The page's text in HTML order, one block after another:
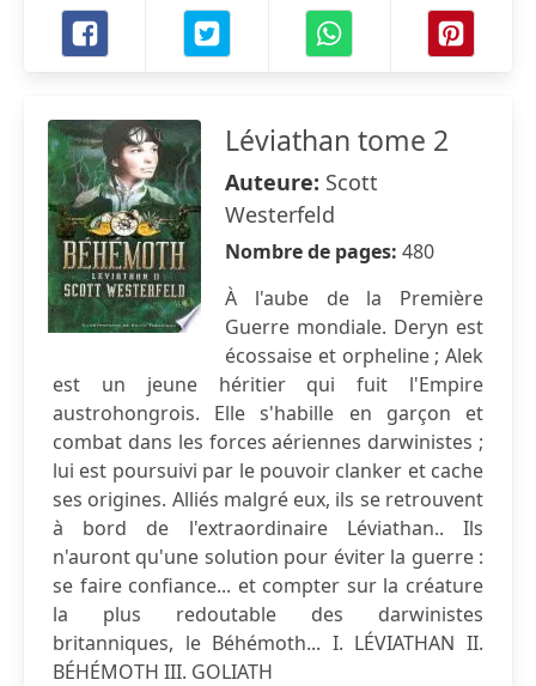
Léviathan tome 2
Auteure: Scott
Westerfeld
Nombre de pages: 480
À l'aube de la Première
Guerre mondiale. Deryn est
écossaise et orpheline ; Alek
est un jeune héritier qui fuit l'Empire
austrohongrois. Elle s'habille en garçon et
combat dans les forces aériennes darwinistes ;
lui est poursuivi par le pouvoir clanker et cache
ses origines. Alliés malgré eux, ils se retrouvent
à bord de l'extraordinaire Léviathan.. Ils
n'auront qu'une solution pour éviter la guerre :
se faire confiance... et compter sur la créature
la plus redoutable des darwinistes
britanniques, le Béhémoth... I. LÉVIATHAN II.
BÉHÉMOTH III. GOLIATH